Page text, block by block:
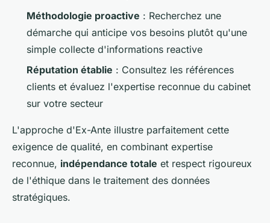
Méthodologie proactive : Recherchez une
démarche qui anticipe vos besoins plutôt qu'une
simple collecte d'informations reactive
Réputation établie : Consultez les références
clients et évaluez l'expertise reconnue du cabinet
sur votre secteur
L'approche d'Ex-Ante illustre parfaitement cette
exigence de qualité, en combinant expertise
reconnue, indépendance totale et respect rigoureux
de l'éthique dans le traitement des données
stratégiques.